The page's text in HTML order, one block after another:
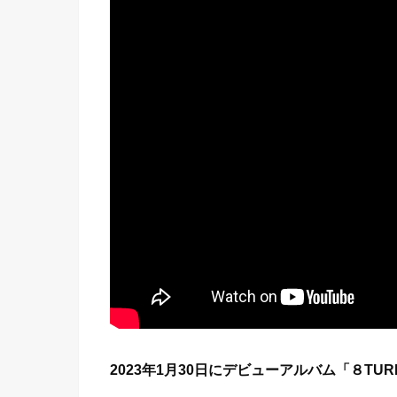
2023年1月30日にデビューアルバム「８